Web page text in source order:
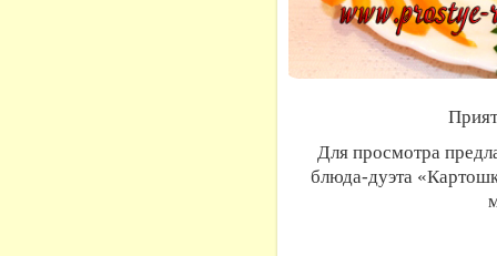
Для просмотра
блюда-дуэта